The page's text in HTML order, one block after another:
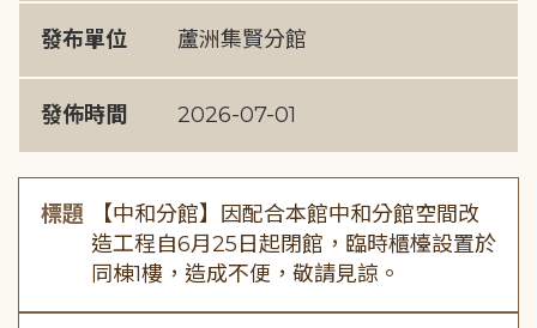
發布單位 蘆洲集賢分館
發佈時間 2026-07-01
標題
【中和分館】因配合本館中和分館空間改
造工程自6月25日起閉館，臨時櫃檯設置於
同棟1樓，造成不便，敬請見諒。